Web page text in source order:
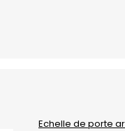
Echelle de porte